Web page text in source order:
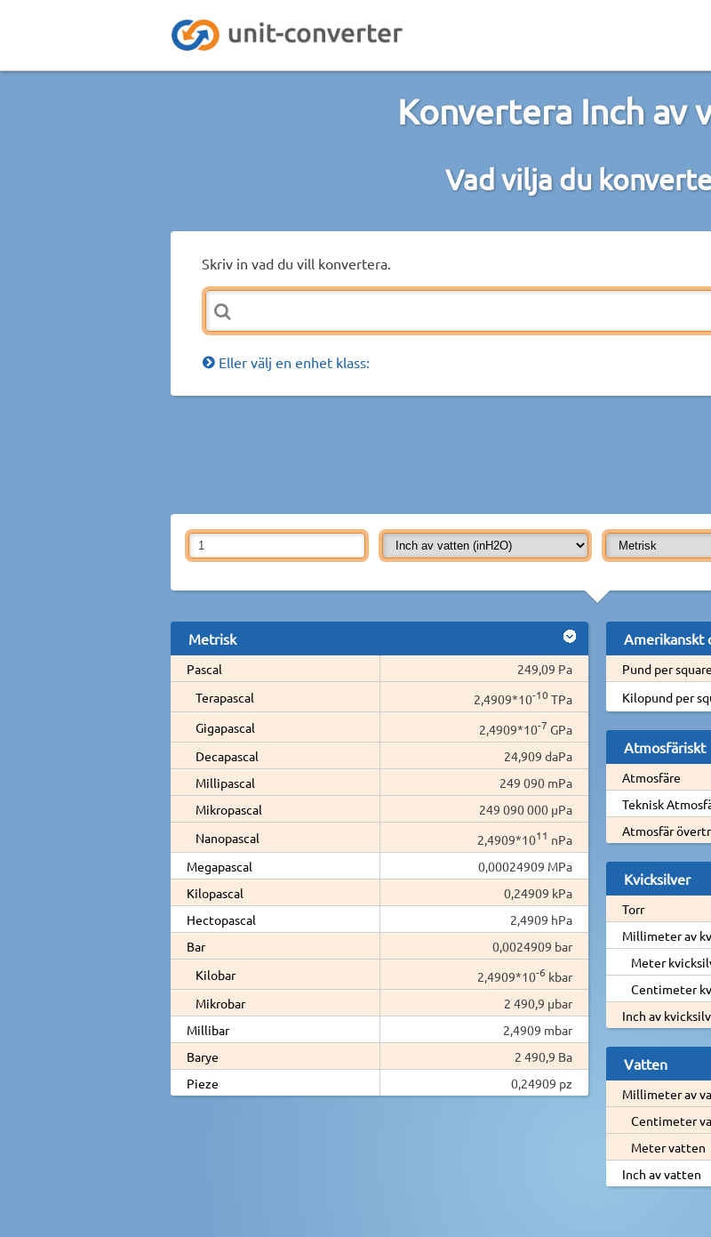
Konvertera Inch av
Vad vilja du
Skriv in vad du vill konvertera.
Eller välj en enhet klass:
Metrisk
Pascal
249,09 Pa
Terapascal
2,4909*10-10 TPa
Gigapascal
2,4909*10-7 GPa
Decapascal
24,909 daPa
Millipascal
249 090 mPa
Mikropascal
249 090 000 µPa
Nanopascal
2,4909*1011 nPa
Megapascal
0,00024909 MPa
Kilopascal
0,24909 kPa
Hectopascal
2,4909 hPa
Bar
0,0024909 bar
Kilobar
2,4909*10-6 kbar
Mikrobar
2 490,9 µbar
Millibar
2,4909 mbar
Barye
2 490,9 Ba
Pieze
0,24909 pz
Amerikanskt
Pund per
Kilopund per
Atmosfäriskt
Atmosfäre
Teknisk
Atmosfär
Kvicksilver
Torr
Millimeter av
Meter
Centimeter
Inch av
Vatten
Millimeter av
Centimeter
Meter vatten
Inch av vatten